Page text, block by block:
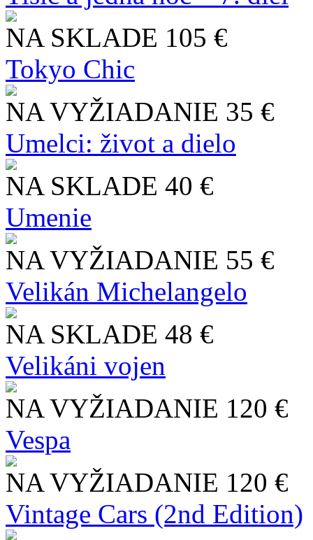
NA SKLADE 105 €
Tokyo Chic
NA VYŽIADANIE 35 €
Umelci: život a dielo
NA SKLADE 40 €
Umenie
NA VYŽIADANIE 55 €
Velikán Michelangelo
NA SKLADE 48 €
Velikáni vojen
NA VYŽIADANIE 120 €
Vespa
NA VYŽIADANIE 120 €
Vintage Cars (2nd Edition)